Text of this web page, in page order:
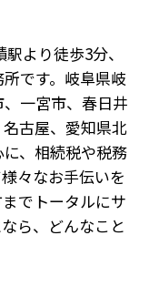
より徒歩3分、
です。岐阜県岐
一宮市、春日井
古屋、愛知県北
、相続税や税務
々なお手伝いを
でトータルにサ
ら、どんなこと